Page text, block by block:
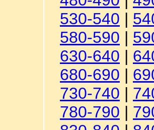
530-540 |
580-590 |
630-640 |
680-690 |
730-740 |
780-790 |